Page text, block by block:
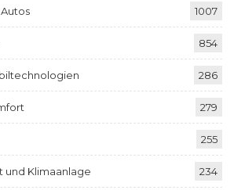
1007
854
286
279
255
Klimaanlage 234